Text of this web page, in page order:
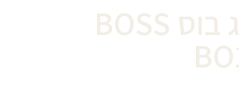
שעון מותג בוס BOSS